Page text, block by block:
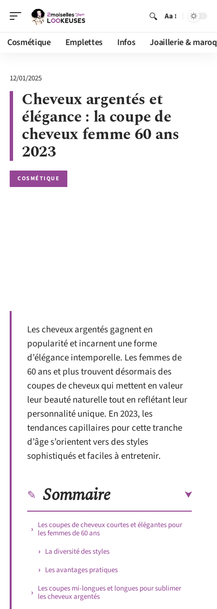
Aa
Cosmétique Emplettes Infos Joaillerie &
12/01/2025
Cheveux argentés et
élégance : la coupe de
cheveux femme 60 ans
2023
COSMÉTIQUE
Les cheveux argentés gagnent en
popularité et incarnent une forme
d’élégance intemporelle. Les femmes de
60 ans et plus trouvent désormais des
coupes de cheveux qui mettent en valeur
leur beauté naturelle tout en reflétant leur
personnalité unique. En 2023, les
tendances capillaires pour cette tranche
d’âge s’orientent vers des styles
sophistiqués et faciles à entretenir.
Sommaire
Les coupes de cheveux courtes et élégantes pour
les femmes de 60 ans
La diversité des styles
Les avantages pratiques
Les coupes mi-longues et longues pour sublimer
les cheveux argentés